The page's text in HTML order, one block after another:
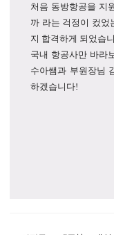
처음 동방항공을 지
까 라는 걱정이 컸었
지 합격하게 되었습
국내 항공사만 바라
수아쌤과 부원장님
하겠습니다!